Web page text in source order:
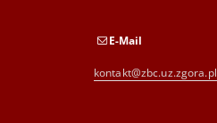
E-Mail
kontakt@zbc.uz.zgora.pl